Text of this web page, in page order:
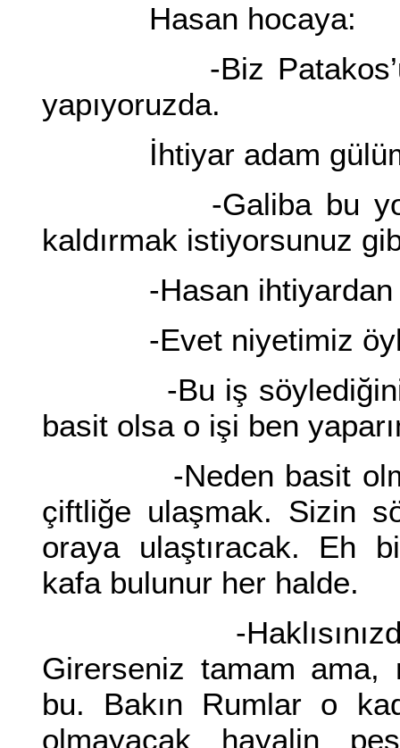
Hasan hocaya:
-Biz Patakos’un
yapıyoruzda.
İhtiyar adam
-Galiba bu yoldan
kaldırmak istiyorsunuz
-Hasan ihtiyardan
-Evet niyetimiz
-Bu iş söylediğiniz
basit olsa o işi ben
-Neden basit
çiftliğe ulaşmak. Sizin
oraya ulaştıracak. Eh
kafa bulunur her halde.
-Haklısınızda,
Girerseniz tamam ama,
bu. Bakın Rumlar o
olmayacak hayalin